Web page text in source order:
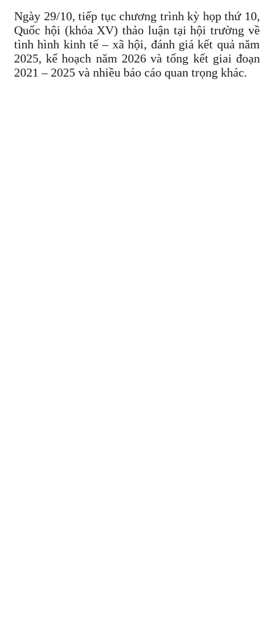
Ngày 29/10, tiếp tục chương trình kỳ họp thứ 10,
Quốc hội (khóa XV) thảo luận tại hội trường về
tình hình kinh tế – xã hội, đánh giá kết quả năm
2025, kế hoạch năm 2026 và tổng kết giai đoạn
2021 – 2025 và nhiều báo cáo quan trọng khác.